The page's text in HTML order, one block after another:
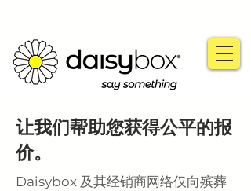
让我们帮助您获得公平的报
价。
Daisybox 及其经销商网络仅向殡葬